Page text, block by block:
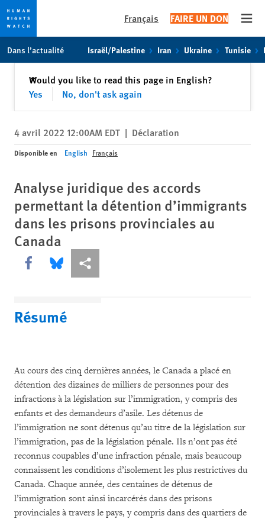
toto
content
Français FAIRE UN DON
Dans l’actualité Israël/Palestine Iran Ukraine Tunisie
Would you like to read this page in English?
Yes
No, don't ask again
✕Fermer
4 avril 2022 12:00AM EDT | Déclaration
Disponible en English Français
Analyse juridique des accords
permettant la détention d’immigrants
dans les prisons provinciales au
Canada
Share this via Facebook
Share this via Bluesky
Share this via Partagez
Résumé
Au cours des cinq dernières années, le Canada a placé en
détention des dizaines de milliers de personnes pour des
infractions à la législation sur l’immigration, y compris des
enfants et des demandeurs d’asile. Les détenus de
l’immigration ne sont détenus qu’au titre de la législation sur
l’immigration, pas de la législation pénale. Ils n’ont pas été
reconnus coupables d’une infraction pénale, mais beaucoup
connaissent les conditions d’isolement les plus restrictives du
Canada. Chaque année, des centaines de détenus de
l’immigration sont ainsi incarcérés dans des prisons
provinciales à travers le pays, y compris dans des quartiers de